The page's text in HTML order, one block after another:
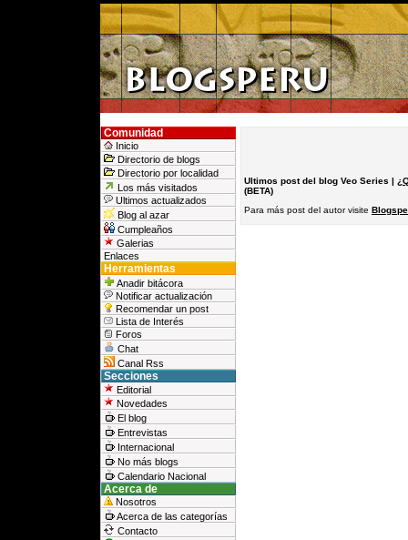
Comunidad
Inicio
Directorio de blogs
Directorio por localidad
Los más visitados
Ultimos actualizados
Blog al azar
Cumpleaños
Galerias
Enlaces
Herramientas
Anadir bitácora
Notificar actualización
Recomendar un post
Lista de Interés
Foros
Chat
Canal Rss
Secciones
Editorial
Novedades
El blog
Entrevistas
Internacional
No más blogs
Calendario Nacional
Acerca de
Nosotros
Acerca de las categorías
Contacto
Ultimos post del blog Veo Series |
(BETA)
Para más post del autor visite